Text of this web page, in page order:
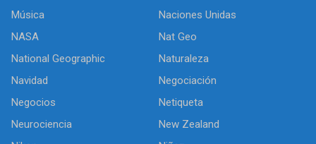
Música
Naciones Unidas
NASA
Nat Geo
National Geographic
Naturaleza
Navidad
Negociación
Negocios
Netiqueta
Neurociencia
New Zealand